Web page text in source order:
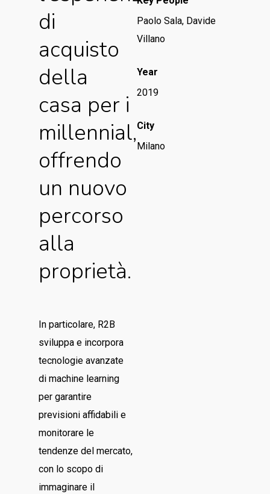
di
acquisto
della
casa per i
millennial,
offrendo
un nuovo
percorso
alla
proprietà.
In particolare, R2B
sviluppa e incorpora
tecnologie avanzate
di machine learning
per garantire
previsioni affidabili e
monitorare le
tendenze del mercato,
con lo scopo di
immaginare il
Paolo Sala, Davide
Villano
Year
2019
City
Milano